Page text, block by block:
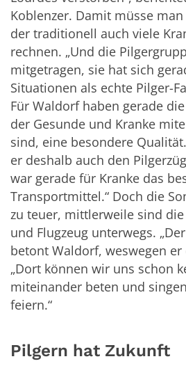
Koblenzer. Damit müsse
der traditionell auch viele
rechnen. „Und die
mitgetragen, sie hat sich
Situationen als echte Pilger-
Für Waldorf haben gerade
der Gesunde und Kranke
sind, eine besondere
er deshalb auch den
war gerade für Kranke das
Transportmittel.“ Doch die
zu teuer, mittlerweile sind
und Flugzeug unterwegs.
betont Waldorf, weswegen
„Dort können wir uns schon
miteinander beten und
feiern.“
Pilgern hat Zukunft